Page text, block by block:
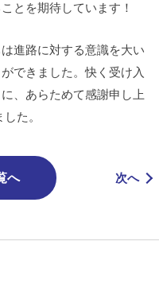
とを期待しています！
進路に対する意識を大い
できました。快く受け入
、あらためて感謝申し上
た。
へ 次へ